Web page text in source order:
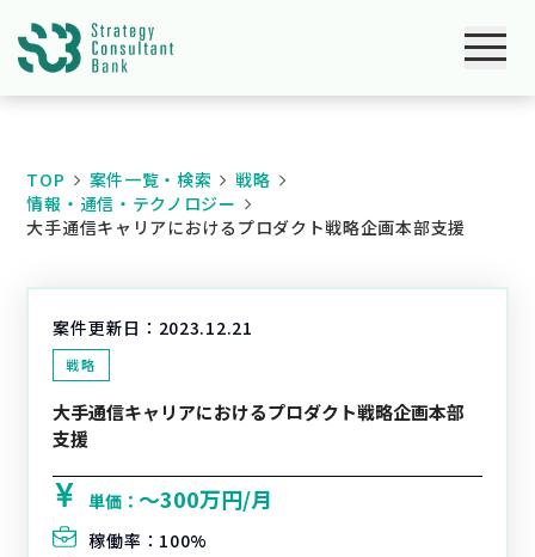
TOP 案件一覧・検索
戦略
情報・通信・テクノロジー
大手通信キャリアにおけるプロダクト戦略企画本部支援
案件更新日： 2023.12.21
戦略
大手通信キャリアにおけるプロダクト戦略企画本部
支援
単価：〜300万円/月
稼働率： 100%